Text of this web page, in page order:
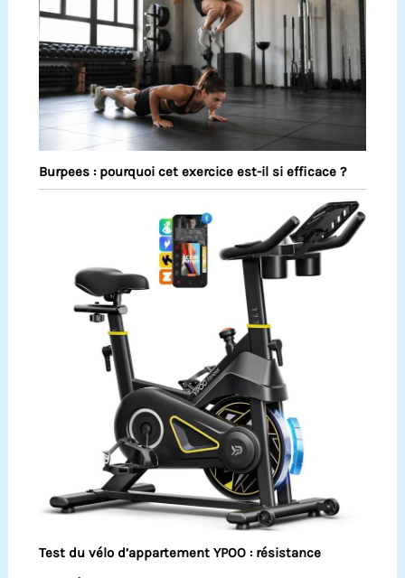
Burpees : pourquoi cet exercice est-il si efficace ?
Test du vélo d’appartement YPOO : résistance